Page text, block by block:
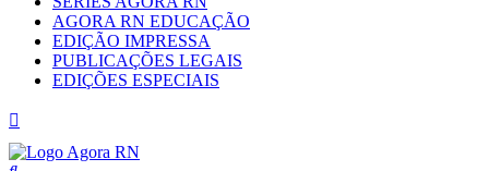
AGORA RN EDUCAÇÃO
EDIÇÃO IMPRESSA
PUBLICAÇÕES LEGAIS
EDIÇÕES ESPECIAIS